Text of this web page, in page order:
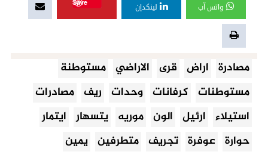
واتس آب لينكدإن
Save
مصادرة اراض قرى الاراضي مستوطنة
مستوطنات كرفانات وحدات ريف مصادرات
استيلاء ارئيل الون موريه يتسهار ايتمار
حوارة عوفرة تجريف متطرفين يمين